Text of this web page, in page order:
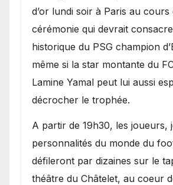
d’or lundi soir à Paris au cours
cérémonie qui devrait
historique du PSG champion
même si la star montante du
Lamine Yamal peut lui aussi
décrocher le trophée.
A partir de 19h30, les joueurs,
personnalités du monde du
défileront par dizaines sur le
théâtre du Châtelet, au coeur